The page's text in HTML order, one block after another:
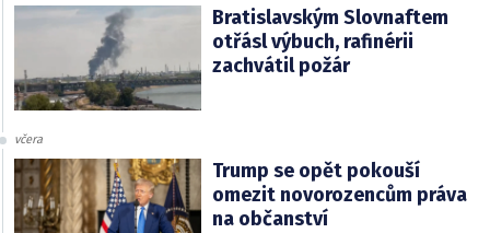
Bratislavským Slovnaftem
otřásl výbuch, rafinérii
zachvátil požár
včera
Trump se opět pokouší
omezit novorozencům práva
na občanství